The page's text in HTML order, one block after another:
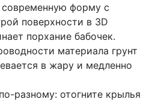
современную форму с
поверхности в 3D
порхание бабочек.
материала грунт
в жару и медленно
разному: отогните крылья